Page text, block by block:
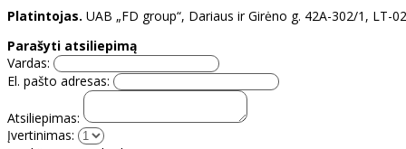
Platintojas. UAB „FD group“, Dariaus ir Girėno g. 42A-302/1, LT-
Parašyti atsiliepimą
Vardas:
El. pašto adresas:
Atsiliepimas:
Įvertinimas: